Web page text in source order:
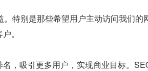
特别是那些希望用户主动访问我们的
。
，吸引更多用户，实现商业目标。